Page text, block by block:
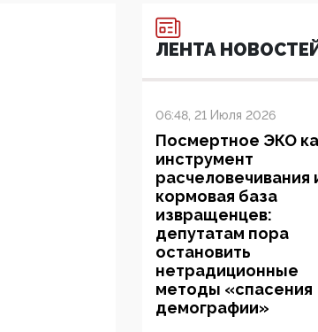
ЛЕНТА
06:48, 21 Июля 2026
Посмертное ЭКО
инструмент
расчеловечивания
кормовая база
извращенцев:
депутатам пора
остановить
нетрадиционные
методы «спасения
демографии»